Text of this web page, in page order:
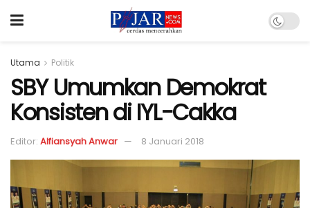
Utama Politik
SBY Umumkan Demokrat
Konsisten di IYL-Cakka
Editor: Alfiansyah Anwar 8 Januari 2018